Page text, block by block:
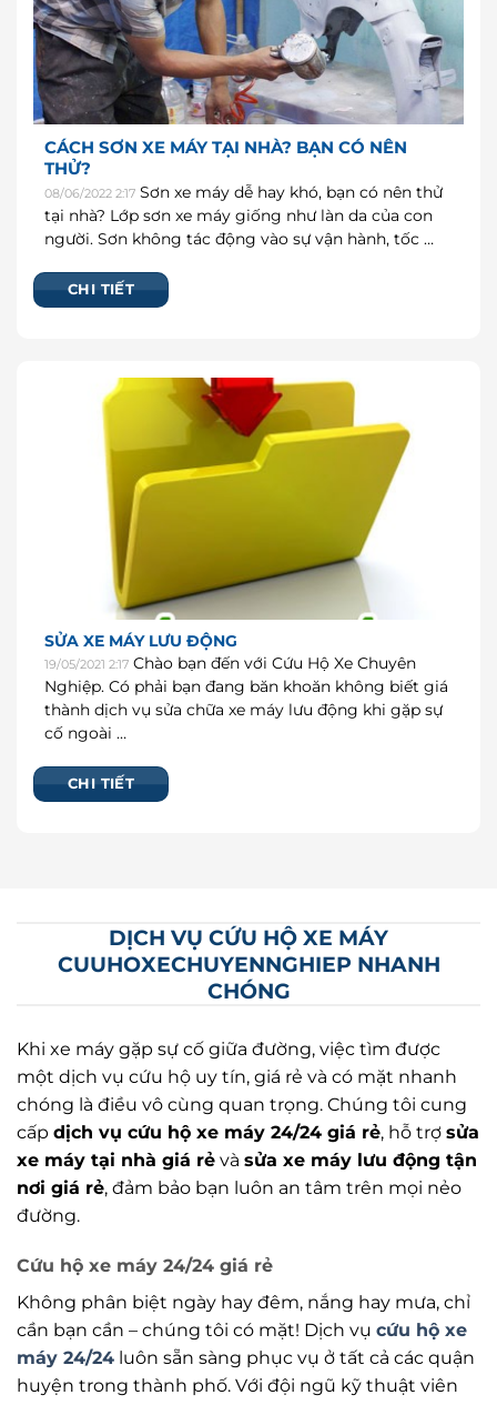
CÁCH SƠN XE MÁY TẠI NHÀ? BẠN CÓ NÊN
THỬ?
08/06/2022 2:17 Sơn xe máy dễ hay khó, bạn có nên thử
tại nhà? Lớp sơn xe máy giống như làn da của con
người. Sơn không tác động vào sự vận hành, tốc …
CHI TIẾT
SỬA XE MÁY LƯU ĐỘNG
19/05/2021 2:17 Chào bạn đến với Cứu Hộ Xe Chuyên
Nghiệp. Có phải bạn đang băn khoăn không biết giá
thành dịch vụ sửa chữa xe máy lưu động khi gặp sự
cố ngoài …
CHI TIẾT
DỊCH VỤ CỨU HỘ XE MÁY
CUUHOXECHUYENNGHIEP NHANH
CHÓNG
Khi xe máy gặp sự cố giữa đường, việc tìm được
một dịch vụ cứu hộ uy tín, giá rẻ và có mặt nhanh
chóng là điều vô cùng quan trọng. Chúng tôi cung
cấp dịch vụ cứu hộ xe máy 24/24 giá rẻ, hỗ trợ sửa
xe máy tại nhà giá rẻ và sửa xe máy lưu động tận
nơi giá rẻ, đảm bảo bạn luôn an tâm trên mọi nẻo
đường.
Cứu hộ xe máy 24/24 giá rẻ
Không phân biệt ngày hay đêm, nắng hay mưa, chỉ
cần bạn cần – chúng tôi có mặt! Dịch vụ cứu hộ xe
máy 24/24 luôn sẵn sàng phục vụ ở tất cả các quận
huyện trong thành phố. Với đội ngũ kỹ thuật viên